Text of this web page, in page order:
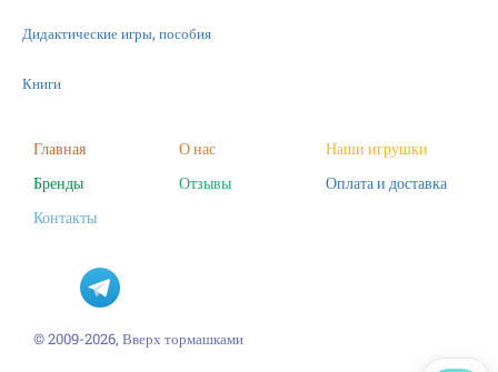
Дидактические игры, пособия
Книги
Фигурки
Наборы для творчества
Пазлы
Главная О нас
Наши игрушки
Бренды
Отзывы
Оплата и доставка
Контакты
© 2009-2026, Вверх тормашками